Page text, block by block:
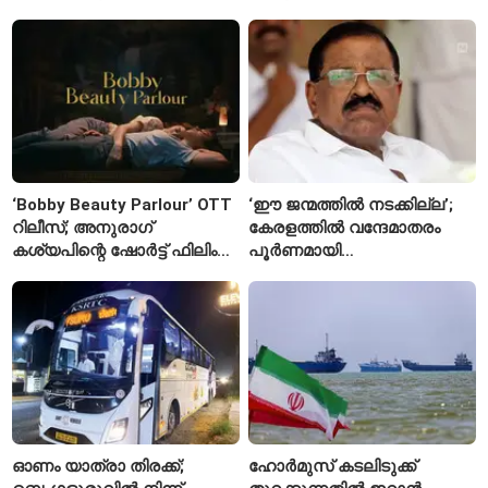
കാരണമെന്ന് മകൾ
വിദ്യാർഥികളുടെ എതിർപ്പ്
‘Bobby Beauty Parlour’ OTT
റിലീസ്; അനുരാഗ്
കശ്യപിന്റെ ഷോർട്ട് ഫിലിം
‘ഈ ജന്മത്തിൽ നടക്കില്ല’;
കേരളത്തിൽ വന്ദേമാതരം
പൂർണമായി
ഓണം യാത്രാ തിരക്ക്;
ഹോർമുസ് കടലിടുക്ക്